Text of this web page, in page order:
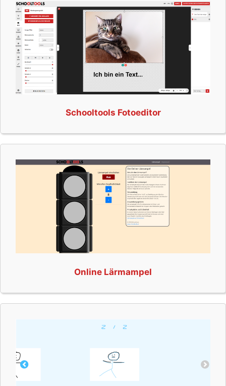
Schooltools Fotoeditor
Online Lärmampel